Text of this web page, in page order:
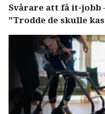
Svårare att få it-jobb
"Trodde de skulle